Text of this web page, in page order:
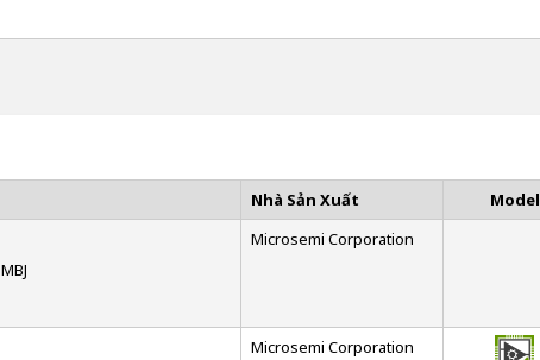
Nhà Sản Xuất Model
Microsemi Corporation
Microsemi Corporation